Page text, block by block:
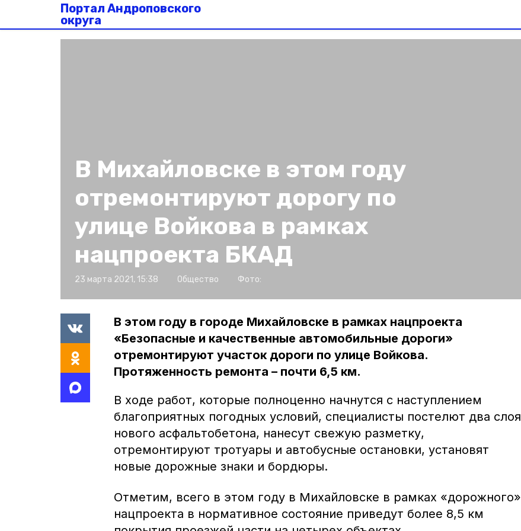
Портал Андроповского
округа
В Михайловске в этом году
отремонтируют дорогу по
улице Войкова в рамках
нацпроекта БКАД
23 марта 2021, 15:38 Общество Фото:
В этом году в городе Михайловске в рамках нацпроекта
«Безопасные и качественные автомобильные дороги»
отремонтируют участок дороги по улице Войкова.
Протяженность ремонта – почти 6,5 км.
В ходе работ, которые полноценно начнутся с наступлением
благоприятных погодных условий, специалисты постелют два слоя
нового асфальтобетона, нанесут свежую разметку,
отремонтируют тротуары и автобусные остановки, установят
новые дорожные знаки и бордюры.
Отметим, всего в этом году в Михайловске в рамках «дорожного»
нацпроекта в нормативное состояние приведут более 8,5 км